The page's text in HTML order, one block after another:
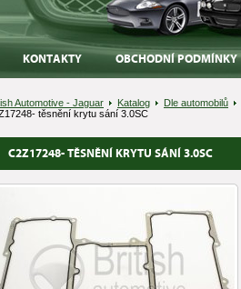
KONTAKTY OBCHODNÍ PODMÍNKY
Automotive - Jaguar Katalog Dle automobilů
těsnění krytu sání 3.0SC
C2Z17248- TĚSNĚNÍ KRYTU SÁNÍ 3.0SC